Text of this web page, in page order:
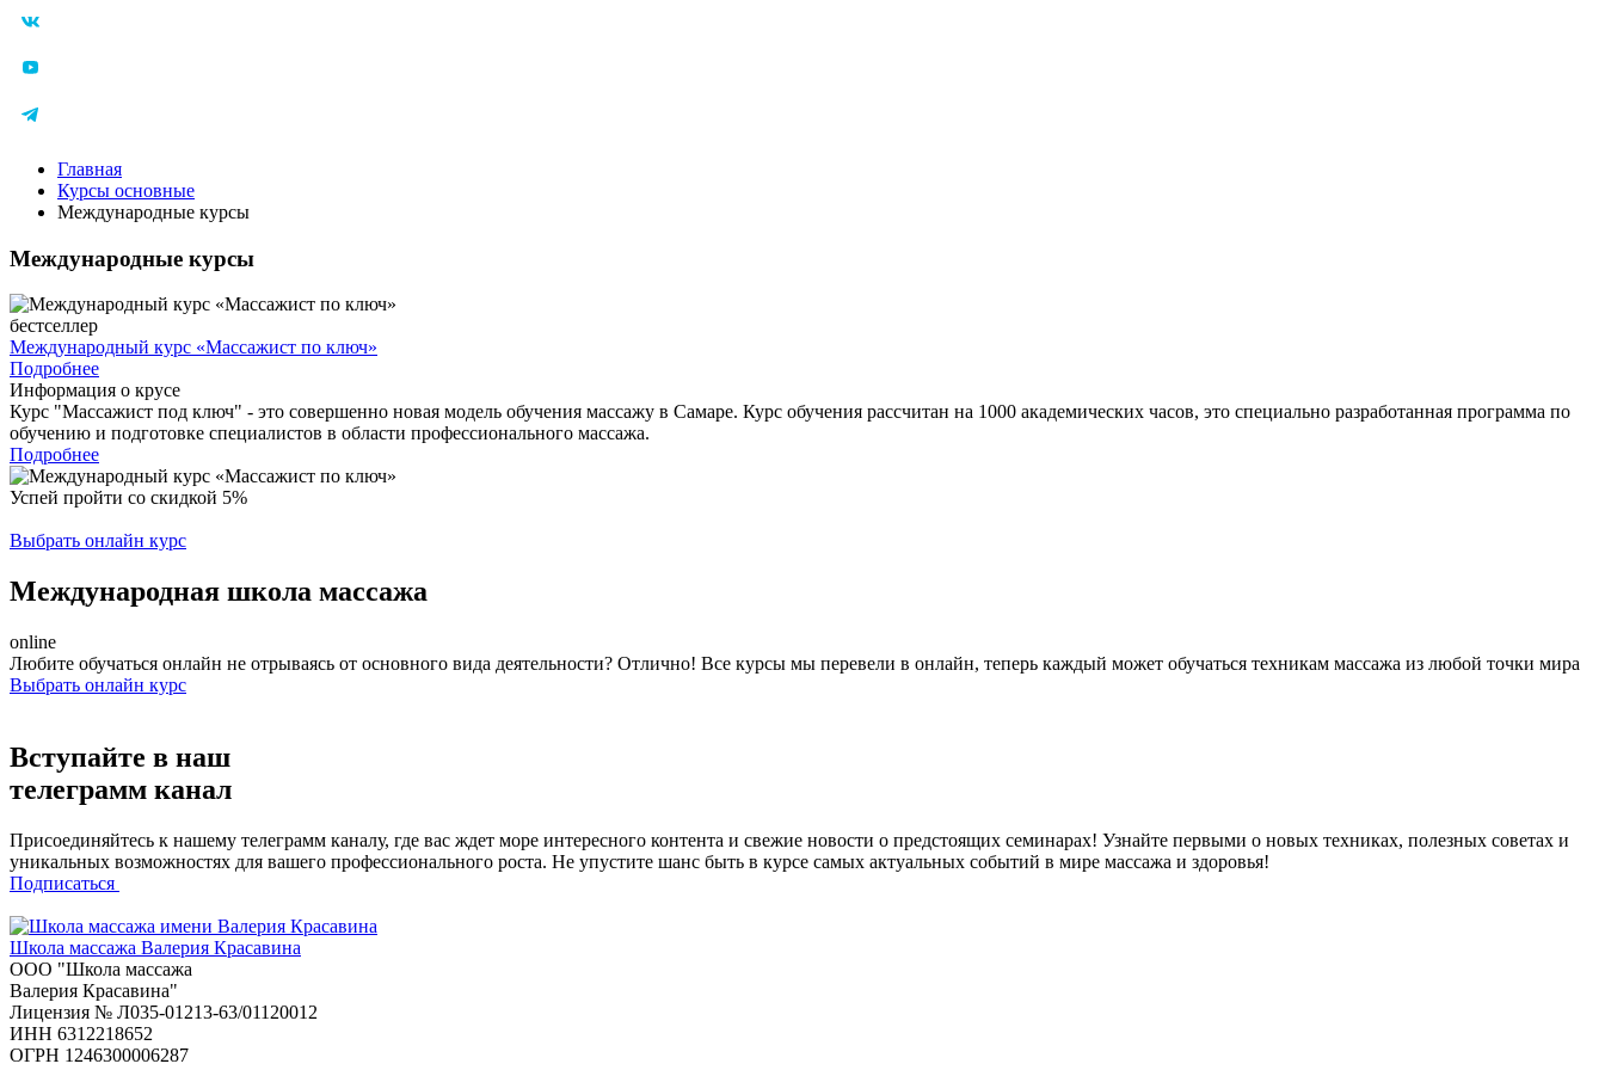
Главная
Курсы основные
Международные курсы
Международные курсы
бестселлер
Международный курс «Массажист по ключ»
Подробнее
Информация о крусе
Курс "Массажист под ключ" - это совершенно новая модель обучения массажу в Самаре. Курс обучения рассчитан на 1000 академических часов, это специально разработанная программа по
обучению и подготовке специалистов в области профессионального массажа.
Подробнее
Успей пройти со скидкой 5%
Выбрать онлайн курс
Международная школа массажа
online
Любите обучаться онлайн не отрываясь от основного вида деятельности? Отлично! Все курсы мы перевели в онлайн, теперь каждый может обучаться техникам массажа из любой точки мира
Выбрать онлайн курс
Вступайте в наш
телеграмм канал
Присоединяйтесь к нашему телеграмм каналу, где вас ждет море интересного контента и свежие новости о предстоящих семинарах! Узнайте первыми о новых техниках, полезных советах и
уникальных возможностях для вашего профессионального роста. Не упустите шанс быть в курсе самых актуальных событий в мире массажа и здоровья!
Подписаться
Школа массажа Валерия Красавина
ООО "Школа массажа
Валерия Красавина"
Лицензия № Л035-01213-63/01120012
ИНН 6312218652
ОГРН 1246300006287